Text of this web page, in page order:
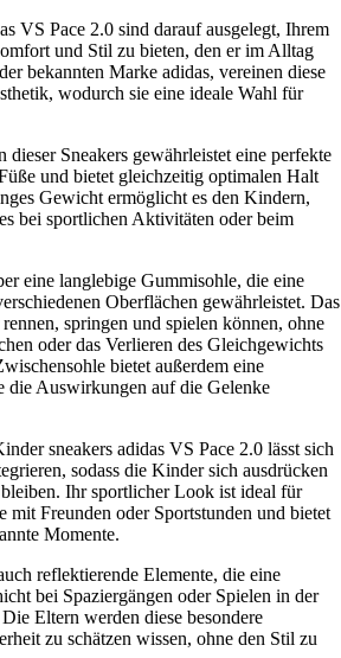
VS Pace 2.0 sind darauf ausgelegt, Ihrem
und Stil zu bieten, den er im Alltag
bekannten Marke adidas, vereinen diese
wodurch sie eine ideale Wahl für
dieser Sneakers gewährleistet eine perfekte
und bietet gleichzeitig optimalen Halt
Gewicht ermöglicht es den Kindern,
bei sportlichen Aktivitäten oder beim
eine langlebige Gummisohle, die eine
Oberflächen gewährleistet. Das
springen und spielen können, ohne
oder das Verlieren des Gleichgewichts
bietet außerdem eine
die Auswirkungen auf die Gelenke
sneakers adidas VS Pace 2.0 lässt sich
sodass die Kinder sich ausdrücken
Ihr sportlicher Look ist ideal für
mit Freunden oder Sportstunden und bietet
Momente.
reflektierende Elemente, die eine
bei Spaziergängen oder Spielen in der
Eltern werden diese besondere
zu schätzen wissen, ohne den Stil zu